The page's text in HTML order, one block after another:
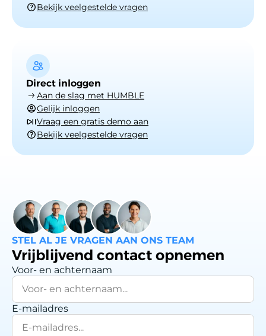
Bekijk veelgestelde vragen
Direct inloggen
Aan de slag met HUMBLE
Gelijk inloggen
Vraag een gratis demo aan
Bekijk veelgestelde vragen
STEL AL JE VRAGEN AAN ONS TEAM
Vrijblijvend contact opnemen
Voor- en achternaam
E-mailadres